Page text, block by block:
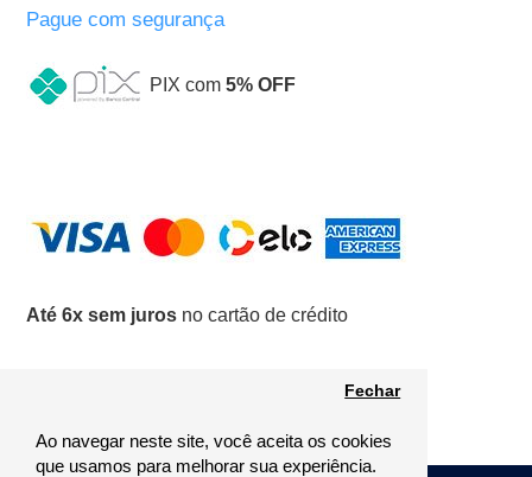
Ao navegar neste site, você aceita os cookies
que usamos para melhorar sua experiência.
Fechar
Pague com segurança
PIX com 5% OFF
Até 6x sem juros no cartão de crédito